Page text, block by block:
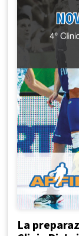
La